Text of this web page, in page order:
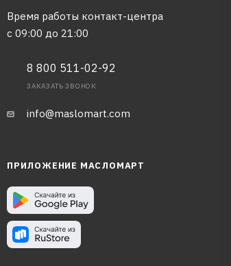
Время работы контакт-центра
с 09:00 до 21:00
8 800 511-02-92
ЗАКАЗАТЬ ЗВОНОК
info@maslomart.com
ПРИЛОЖЕНИЕ МАСЛОМАРТ